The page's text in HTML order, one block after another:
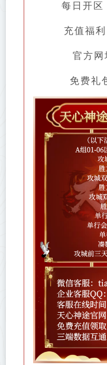
每日开
充值福
官方
免费礼